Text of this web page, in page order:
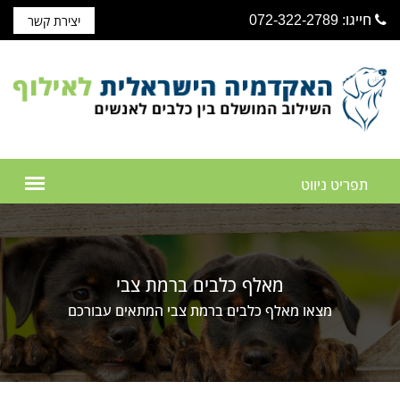
חייגו: 072-322-2789 יצירת קשר
מאלף כלבים ברמת צבי
מצאו מאלף כלבים ברמת צבי המתאים עבורכם